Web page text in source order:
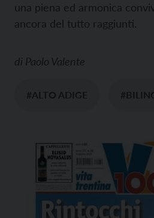
una piena ed armonica
ancora del tutto raggiunti.
di Paolo Valente
#ALTO ADIGE